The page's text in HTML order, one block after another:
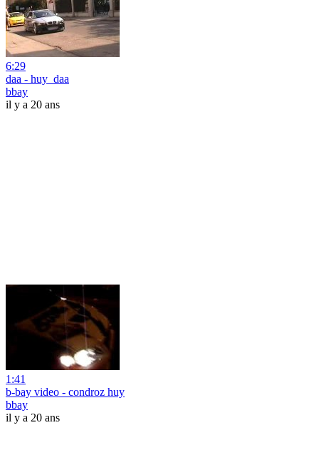
6:29
daa - huy_daa
bbay
il y a 20 ans
1:41
b-bay video - condroz huy
bbay
il y a 20 ans